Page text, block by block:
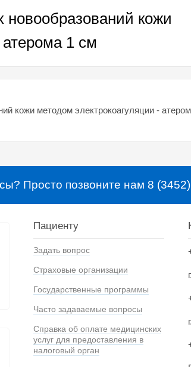
новообразований кожи
1 см
кожи методом электрокоагуляции -
Просто позвоните нам 8
Пациенту
Задать вопрос
Страховые организации
Государственные программы
Часто задаваемые вопросы
Справка об оплате медицинских
услуг для предоставления в
налоговый орган